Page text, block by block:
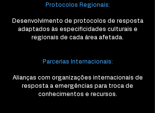
Protocolos Regionais:
Desenvolvimento de protocolos de resposta
adaptados às especificidades culturais e
regionais de cada área afetada.
Parcerias Internacionais:
Alianças com organizações internacionais de
resposta a emergências para troca de
conhecimentos e recursos.